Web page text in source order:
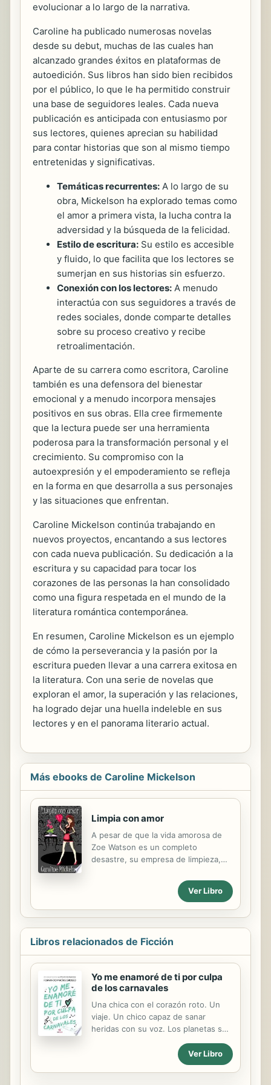
evolucionar a lo largo de la narrativa.
Caroline ha publicado numerosas novelas
desde su debut, muchas de las cuales han
alcanzado grandes éxitos en plataformas de
autoedición. Sus libros han sido bien recibidos
por el público, lo que le ha permitido construir
una base de seguidores leales. Cada nueva
publicación es anticipada con entusiasmo por
sus lectores, quienes aprecian su habilidad
para contar historias que son al mismo tiempo
entretenidas y significativas.
Temáticas recurrentes: A lo largo de su
obra, Mickelson ha explorado temas como
el amor a primera vista, la lucha contra la
adversidad y la búsqueda de la felicidad.
Estilo de escritura: Su estilo es accesible
y fluido, lo que facilita que los lectores se
sumerjan en sus historias sin esfuerzo.
Conexión con los lectores: A menudo
interactúa con sus seguidores a través de
redes sociales, donde comparte detalles
sobre su proceso creativo y recibe
retroalimentación.
Aparte de su carrera como escritora, Caroline
también es una defensora del bienestar
emocional y a menudo incorpora mensajes
positivos en sus obras. Ella cree firmemente
que la lectura puede ser una herramienta
poderosa para la transformación personal y el
crecimiento. Su compromiso con la
autoexpresión y el empoderamiento se refleja
en la forma en que desarrolla a sus personajes
y las situaciones que enfrentan.
Caroline Mickelson continúa trabajando en
nuevos proyectos, encantando a sus lectores
con cada nueva publicación. Su dedicación a la
escritura y su capacidad para tocar los
corazones de las personas la han consolidado
como una figura respetada en el mundo de la
literatura romántica contemporánea.
En resumen, Caroline Mickelson es un ejemplo
de cómo la perseverancia y la pasión por la
escritura pueden llevar a una carrera exitosa en
la literatura. Con una serie de novelas que
exploran el amor, la superación y las relaciones,
ha logrado dejar una huella indeleble en sus
lectores y en el panorama literario actual.
Más ebooks de Caroline Mickelson
Limpia con amor
A pesar de que la vida amorosa de
Zoe Watson es un completo
desastre, su empresa de limpieza,
de récord. Su equipo se encarga de
eliminar el polvo y desorden de las
casas permitiendo que Zoe use su
don especial de alteración de la
dolorosos de sus clientes. Pero
aunque puede hacer tabla rasa para
borrando a su exnovio de su
corazón. Así que cuando se
encuentra con Michael, y sospecha
que la recuerda a pesar de todo,
decide que la mejor manera de
mantener a salvo su corazón es
Ver Libro
Libros relacionados de Ficción
Yo me enamoré de ti por culpa
de los carnavales
Una chica con el corazón roto. Un
viaje. Un chico capaz de sanar
heridas con su voz. Los planetas se
ciudad más antigua de occidente. Se
conocen. El destino vuelve a
Ver Libro